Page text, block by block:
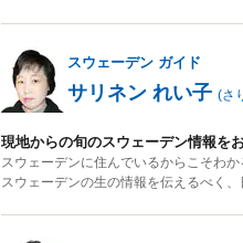
スウェーデン ガイド
サリネン れい子 (さ
現地からの旬のスウェーデン情報を
スウェーデンに住んでいるからこそわ
スウェーデンの生の情報を伝えるべく、